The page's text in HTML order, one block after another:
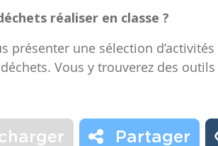
réaliser en classe ?
présenter une sélection
Vous y trouverez des
Partager